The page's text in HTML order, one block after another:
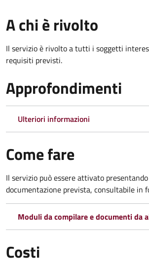
A chi è rivolto
Il servizio è rivolto a tutti i soggetti
requisiti previsti.
Approfondimenti
Ulteriori informazioni
Come fare
Il servizio può essere attivato
documentazione prevista, consultabile in
Moduli da compilare e documenti da
Costi